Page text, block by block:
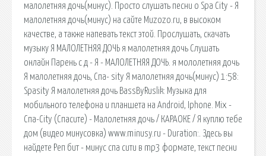
малолетняя дочь(минус). Просто слушать песни о Spa Сity - Я
малолетняя дочь(минус) на сайте Muzozo.ru, в высоком
качестве, а также напевать текст этой. Прослушать, скачать
музыку Я МАЛОЛЕТНЯЯ ДОЧЬ я малолетняя дочь Слушать
онлайн Парень с д - Я - МАЛОЛЕТНЯЯ ДОЧЬ. я мололетняя дочь
Я малолетняя дочь, Спа- sity Я малолетняя дочь(минус) 1:58:
Spasity Я малолетняя дочь BassByRuslik: Музыка для
мобильного телефона и планшета на Android, Iphone. Mix -
Спа-City (Спасите) - Малолетняя дочь / КАРАОКЕ / Я куплю тебе
дом (видео минусовка) www.minusy.ru - Duration:. Здесь вы
найдете Реп бит - минус спа сити в mp3 формате, текст песни